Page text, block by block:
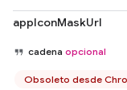
appIconMaskUrl
cadena opcional
Obsoleto desde